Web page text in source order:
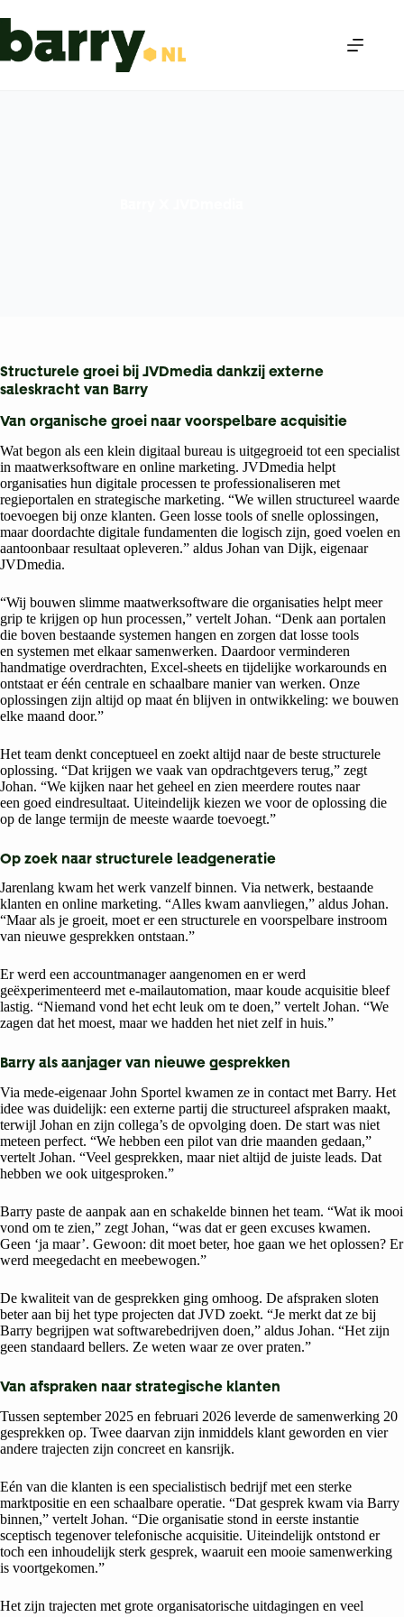
naar
de
inhoud
Structurele groei bij JVDmedia dankzij externe
saleskracht van Barry
Van organische groei naar voorspelbare acquisitie
Wat begon als een klein digitaal bureau is uitgegroeid tot een specialist
in maatwerksoftware en online marketing. JVDmedia helpt
organisaties hun digitale processen te professionaliseren met
regieportalen en strategische marketing. “We willen structureel waarde
toevoegen bij onze klanten. Geen losse tools of snelle oplossingen,
maar doordachte digitale fundamenten die logisch zijn, goed voelen en
aantoonbaar resultaat opleveren.” aldus Johan van Dijk, eigenaar
JVDmedia.
“Wij bouwen slimme maatwerksoftware die organisaties helpt meer
grip te krijgen op hun processen,” vertelt Johan. “Denk aan portalen
die boven bestaande systemen hangen en zorgen dat losse tools
en systemen met elkaar samenwerken. Daardoor verminderen
handmatige overdrachten, Excel-sheets en tijdelijke workarounds en
ontstaat er één centrale en schaalbare manier van werken. Onze
oplossingen zijn altijd op maat én blijven in ontwikkeling: we bouwen
elke maand door.”
Het team denkt conceptueel en zoekt altijd naar de beste structurele
oplossing. “Dat krijgen we vaak van opdrachtgevers terug,” zegt
Johan. “We kijken naar het geheel en zien meerdere routes naar
een goed eindresultaat. Uiteindelijk kiezen we voor de oplossing die
op de lange termijn de meeste waarde toevoegt.”
Op zoek naar structurele leadgeneratie
Jarenlang kwam het werk vanzelf binnen. Via netwerk, bestaande
klanten en online marketing. “Alles kwam aanvliegen,” aldus Johan.
“Maar als je groeit, moet er een structurele en voorspelbare instroom
van nieuwe gesprekken ontstaan.”
Er werd een accountmanager aangenomen en er werd
geëxperimenteerd met e-mailautomation, maar koude acquisitie bleef
lastig. “Niemand vond het echt leuk om te doen,” vertelt Johan. “We
zagen dat het moest, maar we hadden het niet zelf in huis.”
Barry als aanjager van nieuwe gesprekken
Via mede-eigenaar John Sportel kwamen ze in contact met Barry. Het
idee was duidelijk: een externe partij die structureel afspraken maakt,
terwijl Johan en zijn collega’s de opvolging doen. De start was niet
meteen perfect. “We hebben een pilot van drie maanden gedaan,”
vertelt Johan. “Veel gesprekken, maar niet altijd de juiste leads. Dat
hebben we ook uitgesproken.”
Barry paste de aanpak aan en schakelde binnen het team. “Wat ik mooi
vond om te zien,” zegt Johan, “was dat er geen excuses kwamen.
Geen ‘ja maar’. Gewoon: dit moet beter, hoe gaan we het oplossen? Er
werd meegedacht en meebewogen.”
De kwaliteit van de gesprekken ging omhoog. De afspraken sloten
beter aan bij het type projecten dat JVD zoekt. “Je merkt dat ze bij
Barry begrijpen wat softwarebedrijven doen,” aldus Johan. “Het zijn
geen standaard bellers. Ze weten waar ze over praten.”
Van afspraken naar strategische klanten
Tussen september 2025 en februari 2026 leverde de samenwerking 20
gesprekken op. Twee daarvan zijn inmiddels klant geworden en vier
andere trajecten zijn concreet en kansrijk.
Eén van die klanten is een specialistisch bedrijf met een sterke
marktpositie en een schaalbare operatie. “Dat gesprek kwam via Barry
binnen,” vertelt Johan. “Die organisatie stond in eerste instantie
sceptisch tegenover telefonische acquisitie. Uiteindelijk ontstond er
toch een inhoudelijk sterk gesprek, waaruit een mooie samenwerking
is voortgekomen.”
Het zijn trajecten met grote organisatorische uitdagingen en veel